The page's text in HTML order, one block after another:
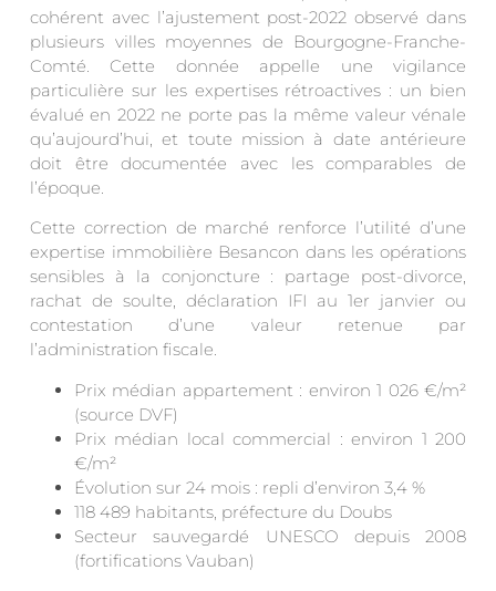
cohérent avec l’ajustement post-2022 observé dans
plusieurs villes moyennes de Bourgogne-Franche-
Comté. Cette donnée appelle une vigilance
particulière sur les expertises rétroactives : un bien
évalué en 2022 ne porte pas la même valeur vénale
qu’aujourd’hui, et toute mission à date antérieure
doit être documentée avec les comparables de
l’époque.
Cette correction de marché renforce l’utilité d’une
expertise immobilière Besancon dans les opérations
sensibles à la conjoncture : partage post-divorce,
rachat de soulte, déclaration IFI au 1er janvier ou
contestation d’une valeur retenue par
l’administration fiscale.
Prix médian appartement : environ 1 026 €/m²
(source DVF)
Prix médian local commercial : environ 1 200
€/m²
Évolution sur 24 mois : repli d’environ 3,4 %
118 489 habitants, préfecture du Doubs
Secteur sauvegardé UNESCO depuis 2008
(fortifications Vauban)